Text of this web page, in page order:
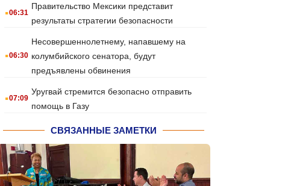
.06:31
Правительство Мексики представит
результаты стратегии безопасности
.06:30
Несовершеннолетнему, напавшему на
колумбийского сенатора, будут
предъявлены обвинения
.07:09
Уругвай стремится безопасно отправить
помощь в Газу
СВЯЗАННЫЕ ЗАМЕТКИ